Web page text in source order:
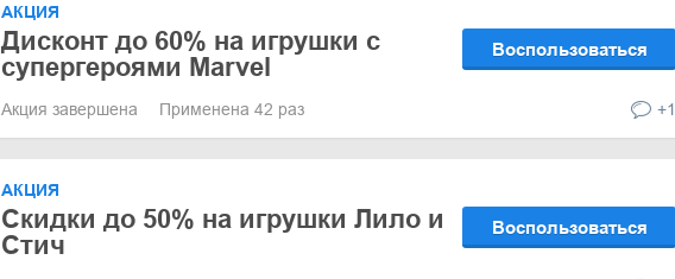
АКЦИЯ
Дисконт до 60% на игрушки с
супергероями Marvel
Воспользоваться
Акция завершена Применена 42 раз +1
АКЦИЯ
Скидки до 50% на игрушки Лило и
Стич
Воспользоваться